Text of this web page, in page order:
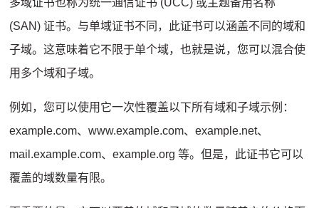
(SAN) 证书。与单域证书不同，此证书可以涵盖不同的域和
子域。这意味着它不限于单个域，也就是说，您可以混合使
用多个域和子域。
例如，您可以使用它一次性覆盖以下所有域和子域示例：
example.com、www.example.com、example.net、
mail.example.com、example.org 等。但是，此证书它可以
覆盖的域数量有限。